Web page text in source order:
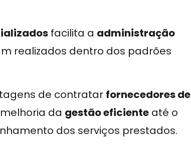
facilita a administração
realizados dentro dos padrões
de contratar fornecedores de
da gestão eficiente até o
dos serviços prestados.